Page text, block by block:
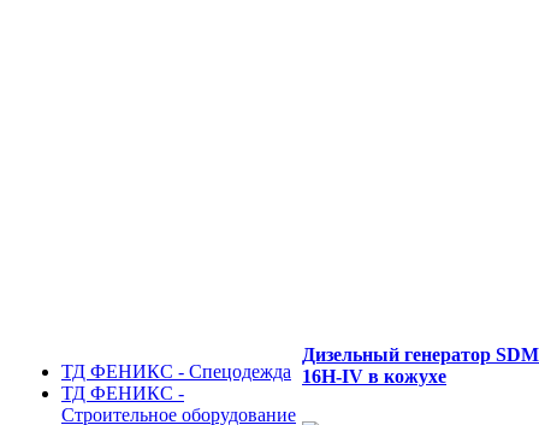
ТД ФЕНИКС - Спецодежда
ТД ФЕНИКС -
Строительное оборудование
Дизельный генератор
16H-IV в кожухе